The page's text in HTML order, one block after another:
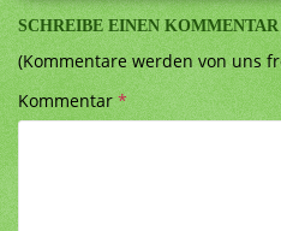
SCHREIBE EINEN KOMMENTAR
(Kommentare werden von uns
Kommentar*